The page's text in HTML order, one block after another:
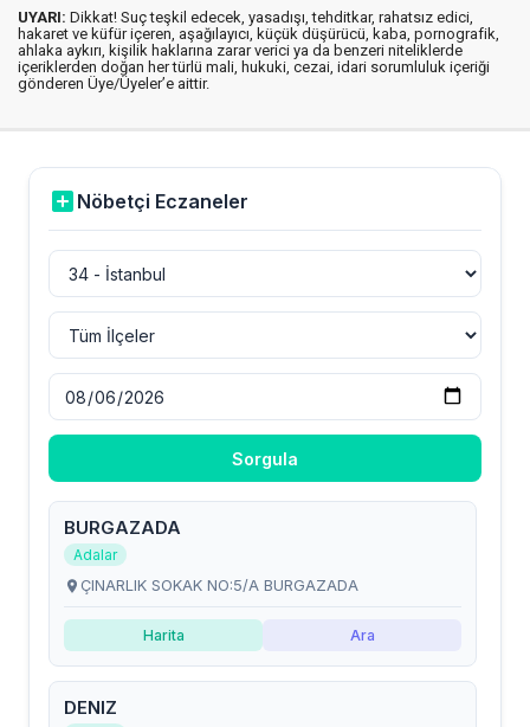
UYARI: Dikkat! Suç teşkil edecek, yasadışı, tehditkar, rahatsız edici,
hakaret ve küfür içeren, aşağılayıcı, küçük düşürücü, kaba, pornografik,
ahlaka aykırı, kişilik haklarına zarar verici ya da benzeri niteliklerde
içeriklerden doğan her türlü mali, hukuki, cezai, idari sorumluluk içeriği
gönderen Üye/Üyeler’e aittir.